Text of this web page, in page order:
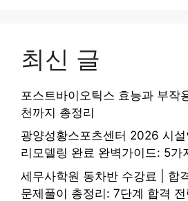
최신 글
포스트바이오틱스 효능과 부작
천까지 총정리
광양성황스포츠센터 2026 시
리모델링 완료 완벽가이드: 5가
세무사학원 동차반 수강료 | 합
문제풀이 총정리: 7단계 합격